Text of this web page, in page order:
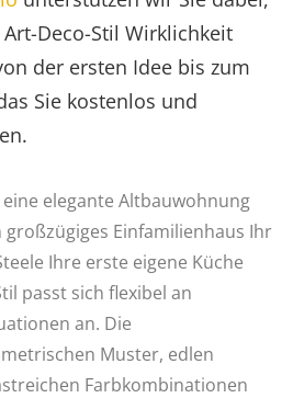
Deco-Stil Wirklichkeit
der ersten Idee bis zum
Sie kostenlos und
elegante Altbauwohnung
Einfamilienhaus Ihr
Ihre erste eigene Küche
passt sich flexibel an
an. Die
Muster, edlen
Farbkombinationen